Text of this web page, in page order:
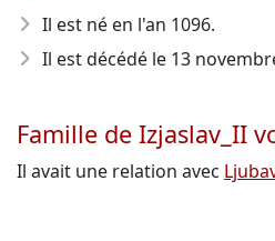
Il est né en l'an 1096.
Il est décédé le 13
Famille de Izjaslav_II
Il avait une relation avec